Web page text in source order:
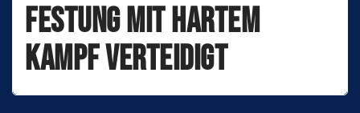
Festung mit hartem
Kampf verteidigt